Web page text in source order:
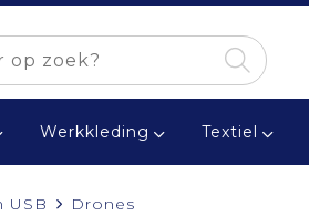
Werkkleding Textiel
USB Drones